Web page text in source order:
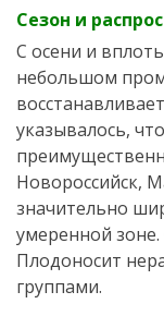
Сезон и
С осени и
небольшом
указывалось,
Новороссийск,
значительно
умеренной
Плодоносит
группами.